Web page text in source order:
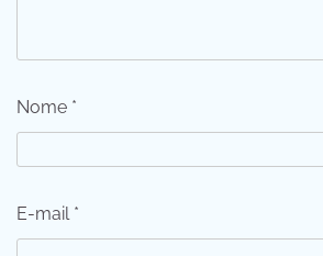
Nome *
E-mail *